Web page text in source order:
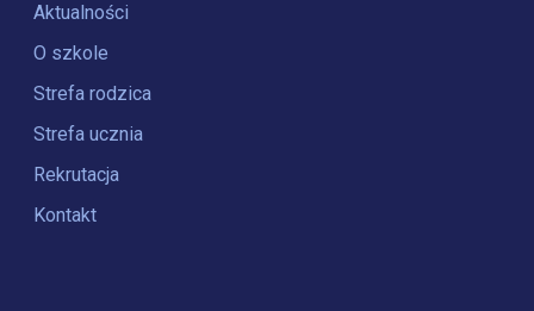
Aktualności
O szkole
Strefa rodzica
Strefa ucznia
Rekrutacja
Kontakt